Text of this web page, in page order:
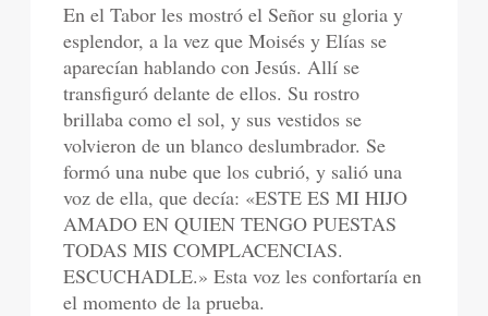
En el Tabor les mostró el Señor su gloria y
esplendor, a la vez que Moisés y Elías se
aparecían hablando con Jesús. Allí se
transfiguró delante de ellos. Su rostro
brillaba como el sol, y sus vestidos se
volvieron de un blanco deslumbrador. Se
formó una nube que los cubrió, y salió una
voz de ella, que decía: «ESTE ES MI HIJO
AMADO EN QUIEN TENGO PUESTAS
TODAS MIS COMPLACENCIAS.
ESCUCHADLE.» Esta voz les confortaría en
el momento de la prueba.